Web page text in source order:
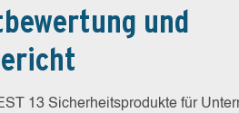
und
13 Sicherheitsprodukte für